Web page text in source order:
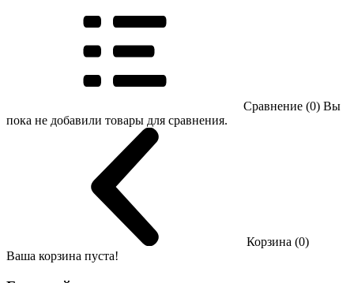
Сравнение (0) Вы
пока не добавили товары для сравнения.
Корзина (0)
Ваша корзина пуста!